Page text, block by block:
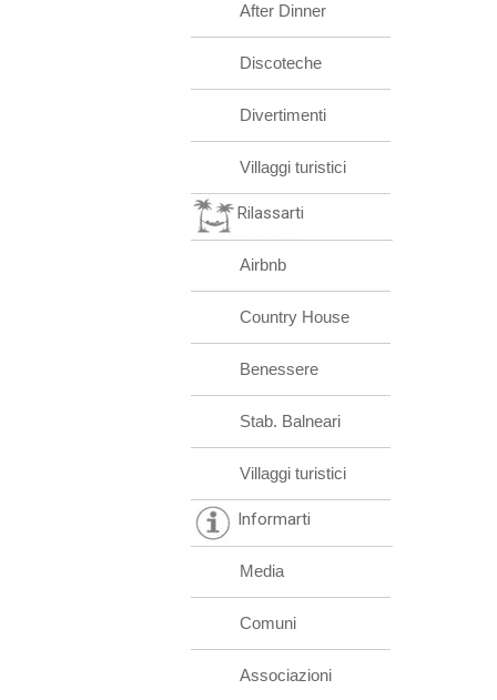
After Dinner
Discoteche
Divertimenti
Villaggi turistici
Rilassarti
Airbnb
Country House
Benessere
Stab. Balneari
Villaggi turistici
Informarti
Media
Comuni
Associazioni